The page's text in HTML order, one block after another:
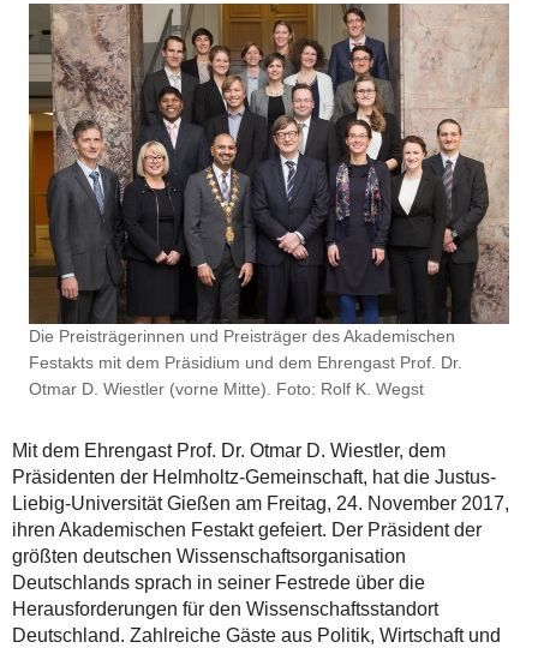
Die Preisträgerinnen und Preisträger des Akademischen
Festakts mit dem Präsidium und dem Ehrengast Prof. Dr.
Otmar D. Wiestler (vorne Mitte). Foto: Rolf K. Wegst
Mit dem Ehrengast Prof. Dr. Otmar D. Wiestler, dem
Präsidenten der Helmholtz-Gemeinschaft, hat die Justus-
Liebig-Universität Gießen am Freitag, 24. November 2017,
ihren Akademischen Festakt gefeiert. Der Präsident der
größten deutschen Wissenschaftsorganisation
Deutschlands sprach in seiner Festrede über die
Herausforderungen für den Wissenschaftsstandort
Deutschland. Zahlreiche Gäste aus Politik, Wirtschaft und